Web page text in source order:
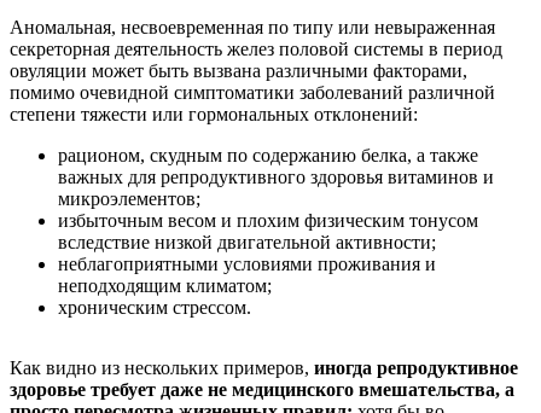
Аномальная, несвоевременная по типу или невыраженная
секреторная деятельность желез половой системы в период
овуляции может быть вызвана различными факторами,
помимо очевидной симптоматики заболеваний различной
степени тяжести или гормональных отклонений:
рационом, скудным по содержанию белка, а также
важных для репродуктивного здоровья витаминов и
микроэлементов;
избыточным весом и плохим физическим тонусом
вследствие низкой двигательной активности;
неблагоприятными условиями проживания и
неподходящим климатом;
хроническим стрессом.
Как видно из нескольких примеров, иногда репродуктивное
здоровье требует даже не медицинского вмешательства, а